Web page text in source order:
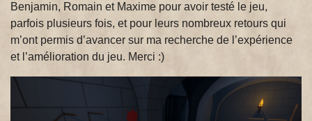
Benjamin, Romain et Maxime pour avoir testé le jeu,
parfois plusieurs fois, et pour leurs nombreux retours qui
m’ont permis d’avancer sur ma recherche de l’expérience
et l’amélioration du jeu. Merci :)